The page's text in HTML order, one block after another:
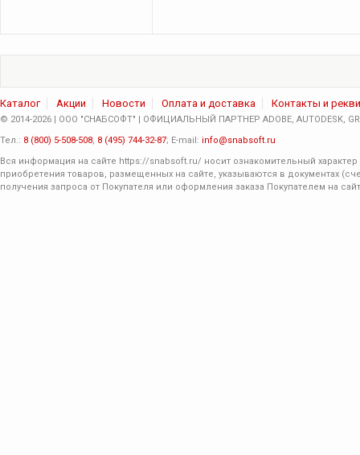
Каталог Акции Новости Оплата и доставка Контакты и
© 2014-2026 | ООО "СНАБСОФТ" | ОФИЦИАЛЬНЫЙ ПАРТНЕР ADOBE, AUTODESK,
Тел.: 8 (800) 5-508-508, 8 (495) 744-32-87; E-mail: info@snabsoft.ru
Вся информация на сайте https://snabsoft.ru/ носит ознакомительный
приобретения товаров, размещенных на сайте, указываются в документах
получения запроса от Покупателя или оформления заказа Покупателем на